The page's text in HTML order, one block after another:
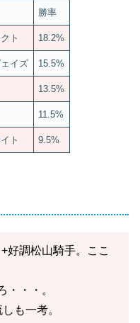
勝率
ト 18.2%
イズ 15.5%
13.5%
11.5%
ト 9.5%
好調松山騎手。ここ
・・・。
も一考。